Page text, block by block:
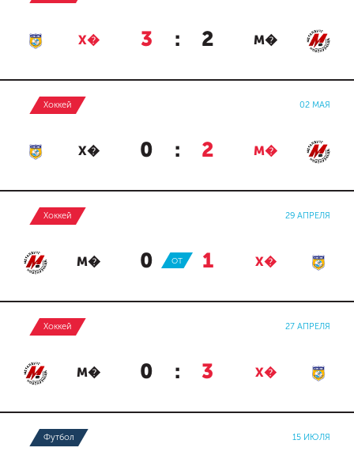
Х� 3 : 2 М�
Хоккей 02 МАЯ
Х� 0 : 2 М�
Хоккей 29 АПРЕЛЯ
М� 0 : 1 Х�
ОТ
Хоккей 27 АПРЕЛЯ
М� 0 : 3 Х�
Футбол 15 ИЮЛЯ